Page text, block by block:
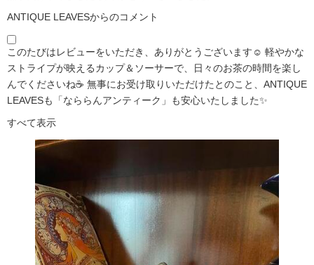
ANTIQUE LEAVESからのコメント
このたびはレビューをいただき、ありがとうございます☺️ 軽やかな
ストライプが映えるカップ＆ソーサーで、日々のお茶の時間を楽し
んでくださいね☕ 無事にお受け取りいただけたとのこと、ANTIQUE
LEAVESも「なららんアンティーク」も安心いたしました✨
すべて表示